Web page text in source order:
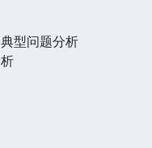
型问题分析